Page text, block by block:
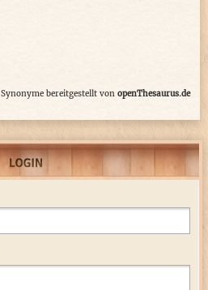
Synonyme bereitgestellt von openThesaurus.de